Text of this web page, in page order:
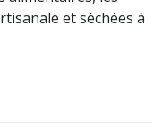
et séchées à